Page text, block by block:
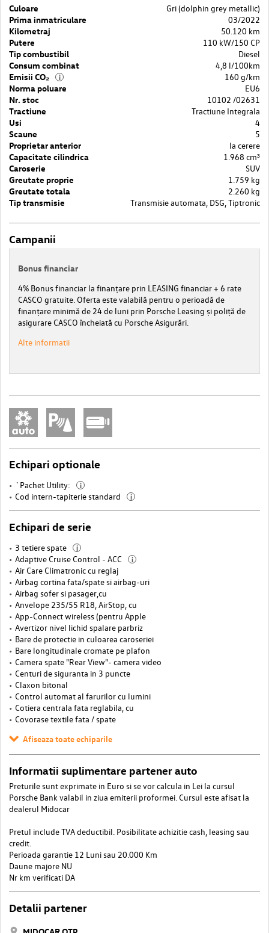
Culoare
Gri (dolphin grey metallic)
Prima inmatriculare
03/2022
Kilometraj
50.120 km
Putere
110 kW/150 CP
Tip combustibil
Diesel
Consum combinat
4,8 l/100km
Emisii CO₂
i
160 g/km
Norma poluare
EU6
Nr. stoc
10102 /02631
Tractiune
Tractiune Integrala
Usi
4
Scaune
5
Proprietar anterior
la cerere
Capacitate cilindrica
1.968 cm³
Caroserie
SUV
Greutate proprie
1.759 kg
Greutate totala
2.260 kg
Tip transmisie
Transmisie automata, DSG, Tiptronic
Campanii
Bonus financiar
4% Bonus financiar la finanțare prin LEASING financiar + 6 rate
CASCO gratuite. Oferta este valabilă pentru o perioadă de
finanțare minimă de 24 de luni prin Porsche Leasing și poliță de
asigurare CASCO încheiată cu Porsche Asigurări.
Alte informatii
Echipari optionale
`Pachet Utility: i
Cod intern-tapiterie standard i
Echipari de serie
3 tetiere spate i
Adaptive Cruise Control - ACC i
Air Care Climatronic cu reglaj
Airbag cortina fata/spate si airbag-uri
Airbag sofer si pasager,cu
Anvelope 235/55 R18, AirStop, cu
App-Connect wireless (pentru Apple
Avertizor nivel lichid spalare parbriz
Bare de protectie in culoarea caroseriei
Bare longitudinale cromate pe plafon
Camera spate "Rear View"- camera video
Centuri de siguranta in 3 puncte
Claxon bitonal
Control automat al farurilor cu lumini
Cotiera centrala fata reglabila, cu
Covorase textile fata / spate
Afiseaza toate echiparile
Informatii suplimentare partener auto
Preturile sunt exprimate in Euro si se vor calcula in Lei la cursul
Porsche Bank valabil in ziua emiterii proformei. Cursul este afisat la
dealerul Midocar
Pretul include TVA deductibil. Posibilitate achizitie cash, leasing sau
credit.
Perioada garantie 12 Luni sau 20.000 Km
Daune majore NU
Nr km verificati DA
Detalii partener